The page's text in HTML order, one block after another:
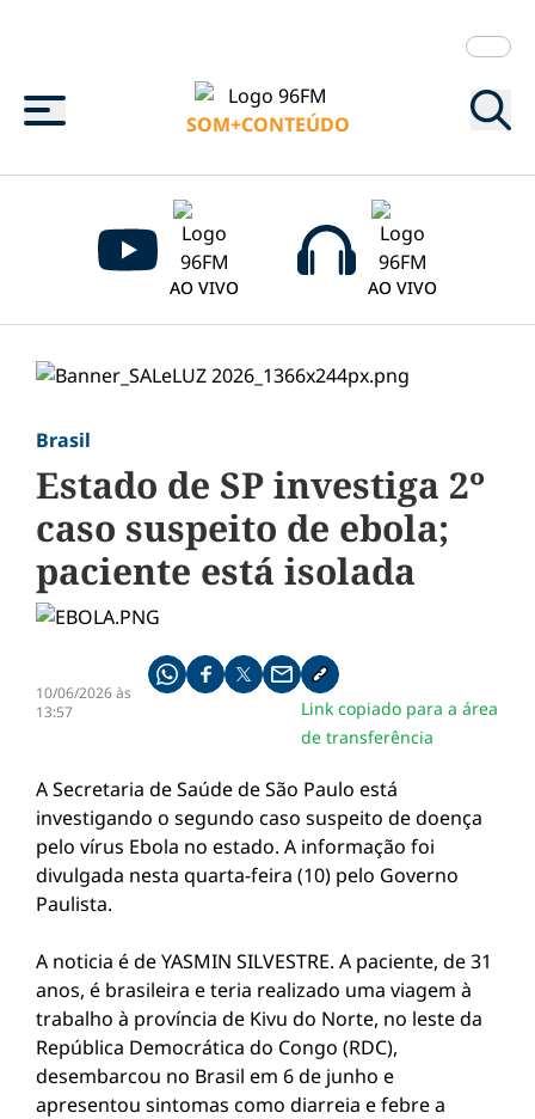
Menu
SOM+CONTEÚDO
AO VIVO AO VIVO
Brasil
Estado de SP investiga 2º
caso suspeito de ebola;
paciente está isolada
10/06/2026 às
13:57
Compartilhe pelo whatsapp
Compartilhar no facebook
Compartilhar no twitter
Compartilhe pelo email
Copiar link da notícia
Link copiado para a área
de transferência
A Secretaria de Saúde de São Paulo está
investigando o segundo caso suspeito de doença
pelo vírus Ebola no estado. A informação foi
divulgada nesta quarta-feira (10) pelo Governo
Paulista.
A noticia é de YASMIN SILVESTRE. A paciente, de 31
anos, é brasileira e teria realizado uma viagem à
trabalho à província de Kivu do Norte, no leste da
República Democrática do Congo (RDC),
desembarcou no Brasil em 6 de junho e
apresentou sintomas como diarreia e febre a